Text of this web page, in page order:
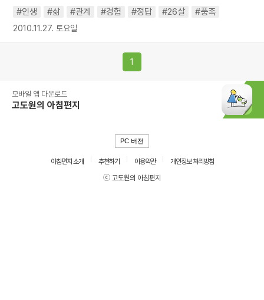
#인생 #삶 #관계 #경험 #정답 #26살 #풍족
2010.11.27. 토요일
1
모바일 앱 다운로드
고도원의 아침편지
PC 버전
아침편지 소개 추천하기 이용약관
개인정보 처리방침
ⓒ 고도원의 아침편지